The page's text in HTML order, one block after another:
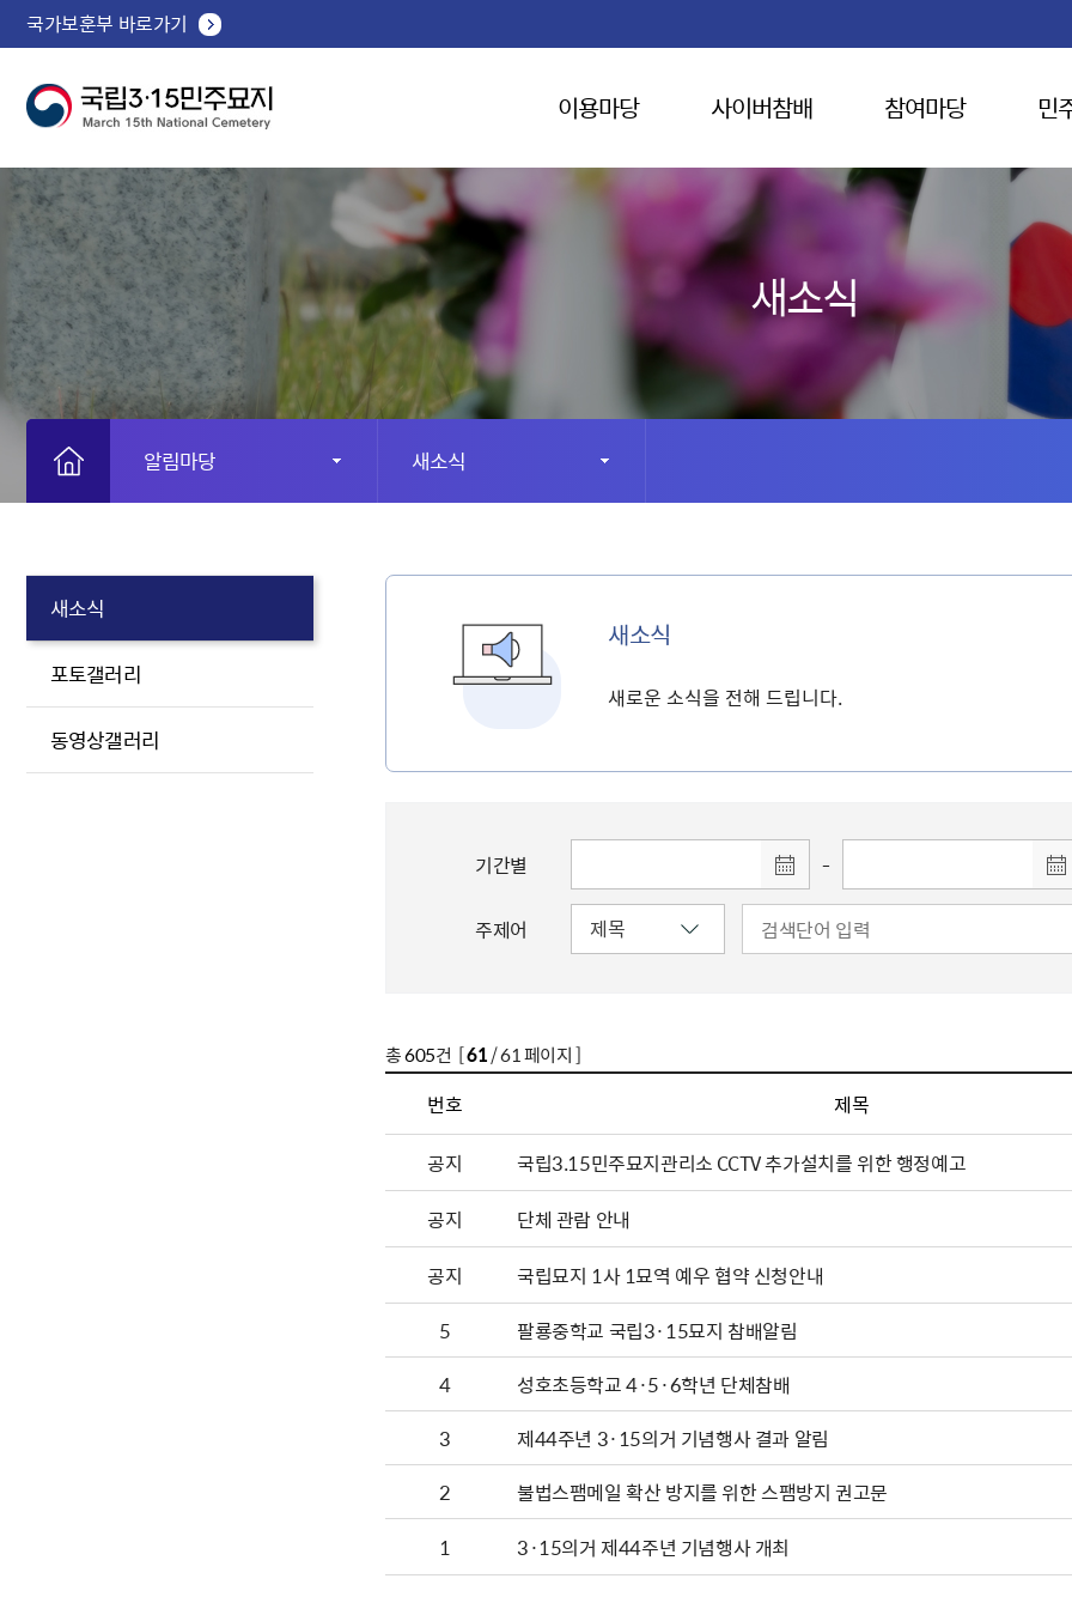
국가보훈부 바로가기
이용마당 사이버참배 참여마당 민
새소식
알림마당 새소식
새소식
포토갤러리
동영상갤러리
새소식
새로운 소식을 전해 드립니다.
기간별 -
주제어
총605건 [61/ 61 페이지 ]
번호 제목
공지
국립3.15민주묘지관리소 CCTV 추가설치를 위한 행정예고
공지
단체 관람 안내
공지
국립묘지 1사 1묘역 예우 협약 신청안내
5
팔룡중학교 국립3·15묘지 참배알림
4
성호초등학교 4·5·6학년 단체참배
3
제44주년 3·15의거 기념행사 결과 알림
2
불법스팸메일 확산 방지를 위한 스팸방지 권고문
1
3·15의거 제44주년 기념행사 개최